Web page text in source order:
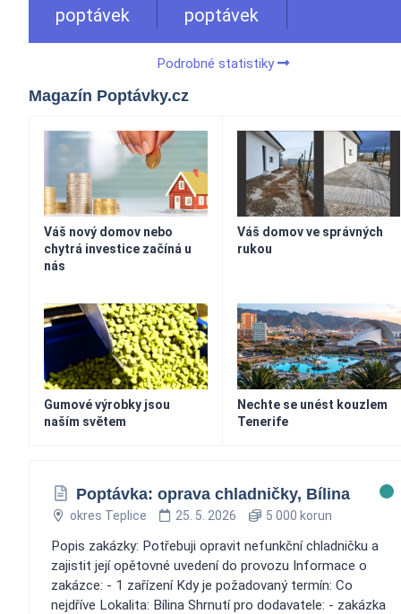
poptávek poptávek
Podrobné statistiky
Magazín Poptávky.cz
Váš nový domov nebo
chytrá investice začíná u
nás
Váš domov ve správných
rukou
Gumové výrobky jsou
naším světem
Nechte se unést kouzlem
Tenerife
Poptávka: oprava chladničky, Bílina
okres Teplice 25. 5. 2026 5 000 korun
Popis zakázky: Potřebuji opravit nefunkční chladničku a
zajistit její opětovné uvedení do provozu Informace o
zakázce: - 1 zařízení Kdy je požadovaný termín: Co
nejdříve Lokalita: Bílina Shrnutí pro dodavatele: - zakázka